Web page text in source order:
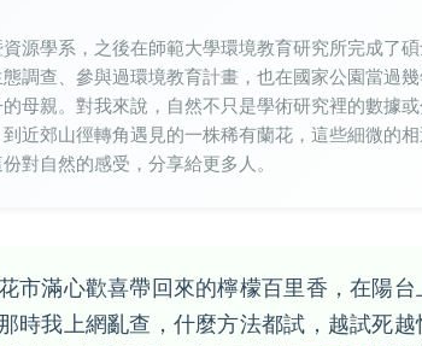
源學系，之後在師範大學環境教育研究所完成了碩
查、參與過環境教育計畫，也在國家公園當過幾
母親。對我來說，自然不只是學術研究裡的數據
近郊山徑轉角遇見的一株稀有蘭花，這些細微的
對自然的感受，分享給更多人。
市滿心歡喜帶回來的檸檬百里香，在陽
時我上網亂查，什麼方法都試，越試死